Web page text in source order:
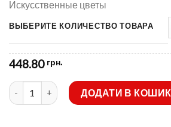
Искусственные цветы
ВЫБЕРИТЕ КОЛИЧЕСТВО ТОВАРА
448.80 грн.
Искусственные цветы- Ветка Шар
ДОДАТИ В КОШИК